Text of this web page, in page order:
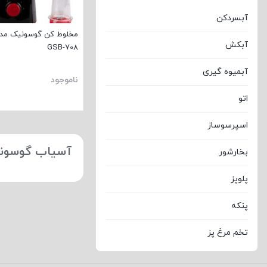
آبسردکن
آبکش
آبمیوه گیری
اتو
اسپرسوساز
بخارشور
پلوپز
پنکه
تخم مرغ پز
مخلوط کن گوسونیک
GSB-708
ناموجود
آسیاب